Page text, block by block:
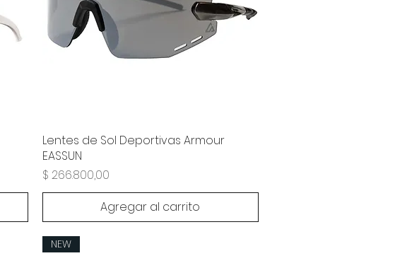
Lentes de Sol Deportivas Armour
EASSUN
Precio
$ 266.800,00
Agregar al carrito
NEW